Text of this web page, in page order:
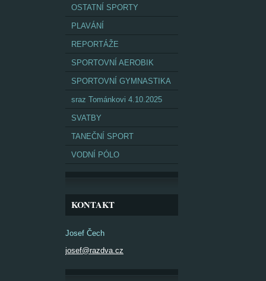
OSTATNÍ SPORTY
PLAVÁNÍ
REPORTÁŽE
SPORTOVNÍ AEROBIK
SPORTOVNÍ GYMNASTIKA
sraz Tománkovi 4.10.2025
SVATBY
TANEČNÍ SPORT
VODNÍ PÓLO
KONTAKT
Josef Čech
josef@razdva.cz